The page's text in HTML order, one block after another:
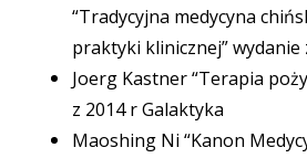
“Tradycyjna medycyna
praktyki klinicznej” wydanie
Joerg Kastner “Terapia
z 2014 r Galaktyka
Maoshing Ni “Kanon